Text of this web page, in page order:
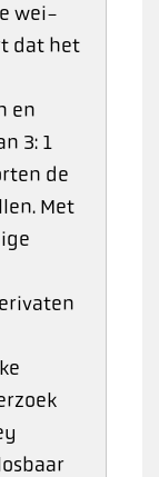
wei-
dat het
en
3: 1
de
Met